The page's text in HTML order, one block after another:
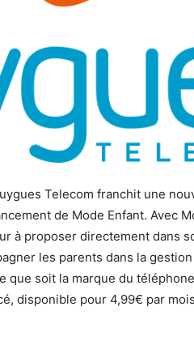
Telecom franchit une
de Mode Enfant. Avec
à proposer directement dans
les parents dans la
soit la marque du
disponible pour 4,99€ par